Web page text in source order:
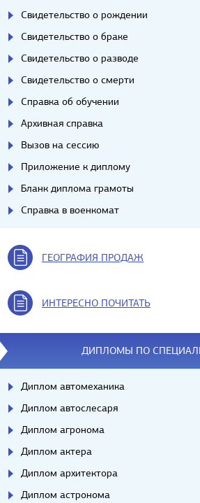
Свидетельство о рождении
Свидетельство о браке
Свидетельство о разводе
Свидетельство о смерти
Справка об обучении
Архивная справка
Вызов на сессию
Приложение к диплому
Бланк диплома грамоты
Справка в военкомат
ГЕОГРАФИЯ ПРОДАЖ
ИНТЕРЕСНО ПОЧИТАТЬ
ДИПЛОМЫ ПО
Диплом автомеханика
Диплом автослесаря
Диплом агронома
Диплом актера
Диплом архитектора
Диплом астронома